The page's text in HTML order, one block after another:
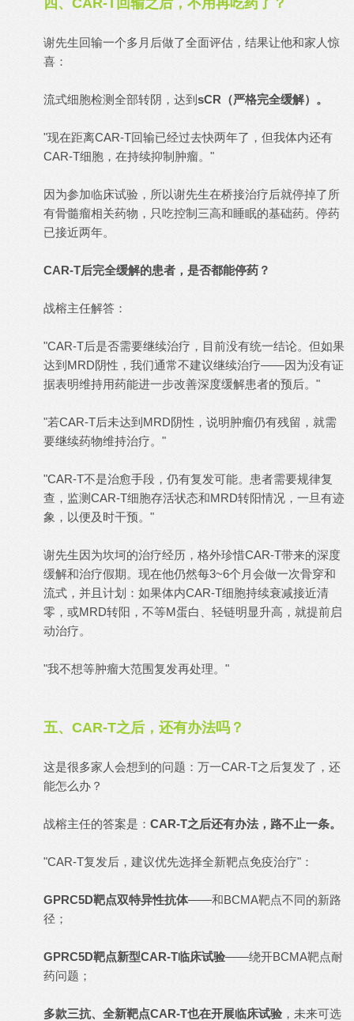
谢先生回输一个多月后做了全面评估，结果让他和家人惊
喜：
流式细胞检测全部转阴，达到 sCR（严格完全缓解）。
"现在距离CAR-T回输已经过去快两年了，但我体内还有
CAR-T细胞，在持续抑制肿瘤。"
因为参加临床试验，所以谢先生在桥接治疗后就停掉了所
有骨髓瘤相关药物，只吃控制三高和睡眠的基础药。停药
已接近两年。
CAR-T后完全缓解的患者，是否都能停药？
战榕主任解答：
"CAR-T后是否需要继续治疗，目前没有统一结论。但如果
达到MRD阴性，我们通常不建议继续治疗——因为没有证
据表明维持用药能进一步改善深度缓解患者的预后。"
"若CAR-T后未达到MRD阴性，说明肿瘤仍有残留，就需
要继续药物维持治疗。"
"CAR-T不是治愈手段，仍有复发可能。患者需要规律复
查，监测CAR-T细胞存活状态和MRD转阳情况，一旦有迹
象，以便及时干预。"
谢先生因为坎坷的治疗经历，格外珍惜CAR-T带来的深度
缓解和治疗假期。现在他仍然每3~6个月会做一次骨穿和
流式，并且计划：如果体内CAR-T细胞持续衰减接近清
零，或MRD转阳，不等M蛋白、轻链明显升高，就提前启
动治疗。
"我不想等肿瘤大范围复发再处理。"
五、CAR-T之后，还有办法吗？
这是很多家人会想到的问题：万一CAR-T之后复发了，还
能怎么办？
战榕主任的答案是： CAR-T之后还有办法，路不止一条。
"CAR-T复发后，建议优先选择全新靶点免疫治疗"：
GPRC5D靶点双特异性抗体——和BCMA靶点不同的新路
径；
GPRC5D靶点新型CAR-T临床试验——绕开BCMA靶点耐
药问题；
多款三抗、全新靶点CAR-T也在开展临床试验，未来可选